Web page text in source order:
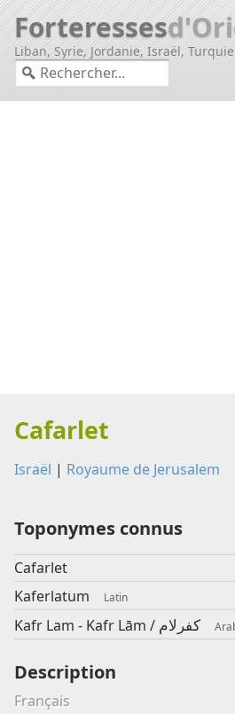
Forteresses
Liban, Syrie, Jordanie, Israël, Turquie
Cafarlet
Israël | Royaume de Jerusalem
Toponymes connus
Cafarlet
Kaferlatum Latin
Kafr Lam - Kafr Lām / كفرلام
Description
Français